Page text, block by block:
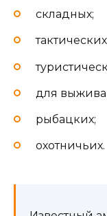
складных;
для
рыбацких;
охотничьих.